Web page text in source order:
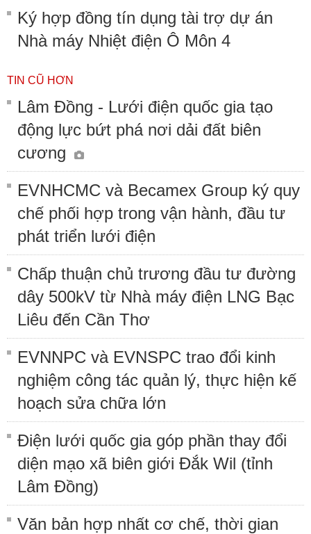
Ký hợp đồng tín dụng tài trợ dự án
Nhà máy Nhiệt điện Ô Môn 4
TIN CŨ HƠN
Lâm Đồng - Lưới điện quốc gia tạo
động lực bứt phá nơi dải đất biên
cương
EVNHCMC và Becamex Group ký quy
chế phối hợp trong vận hành, đầu tư
phát triển lưới điện
Chấp thuận chủ trương đầu tư đường
dây 500kV từ Nhà máy điện LNG Bạc
Liêu đến Cần Thơ
EVNNPC và EVNSPC trao đổi kinh
nghiệm công tác quản lý, thực hiện kế
hoạch sửa chữa lớn
Điện lưới quốc gia góp phần thay đổi
diện mạo xã biên giới Đắk Wil (tỉnh
Lâm Đồng)
Văn bản hợp nhất cơ chế, thời gian